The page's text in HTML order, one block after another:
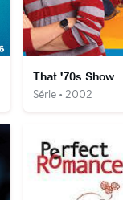
That '70s Show
Série • 2002